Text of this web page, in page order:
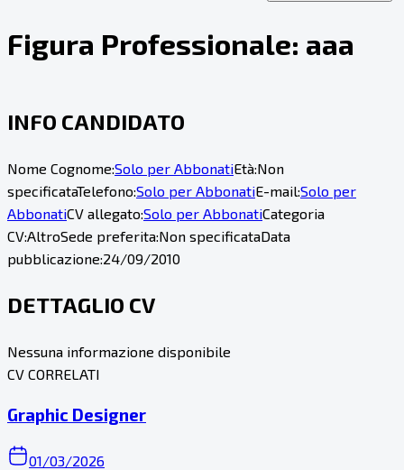
Figura Professionale: aaa
INFO CANDIDATO
Nome Cognome:Solo per AbbonatiEtà:Non
specificataTelefono:Solo per AbbonatiE-mail:Solo per
AbbonatiCV allegato:Solo per AbbonatiCategoria
CV:AltroSede preferita:Non specificataData
pubblicazione:24/09/2010
DETTAGLIO CV
Nessuna informazione disponibile
CV CORRELATI
Graphic Designer
01/03/2026